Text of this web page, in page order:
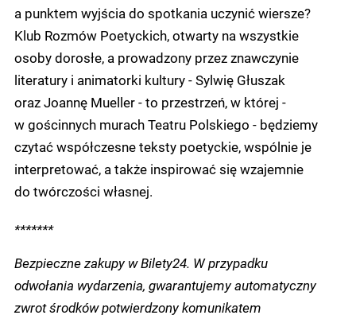
a punktem wyjścia do spotkania uczynić wiersze?
Klub Rozmów Poetyckich, otwarty na wszystkie
osoby dorosłe, a prowadzony przez znawczynie
literatury i animatorki kultury - Sylwię Głuszak
oraz Joannę Mueller - to przestrzeń, w której -
w gościnnych murach Teatru Polskiego - będziemy
czytać współczesne teksty poetyckie, wspólnie je
interpretować, a także inspirować się wzajemnie
do twórczości własnej.
*******
Bezpieczne zakupy w Bilety24. W przypadku
odwołania wydarzenia, gwarantujemy automatyczny
zwrot środków potwierdzony komunikatem